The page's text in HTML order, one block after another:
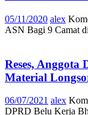
05/11/2020 alex
ASN Bagi 9 Camat
Reses,
Material
06/07/2021 alex
DPRD Belu Kerja